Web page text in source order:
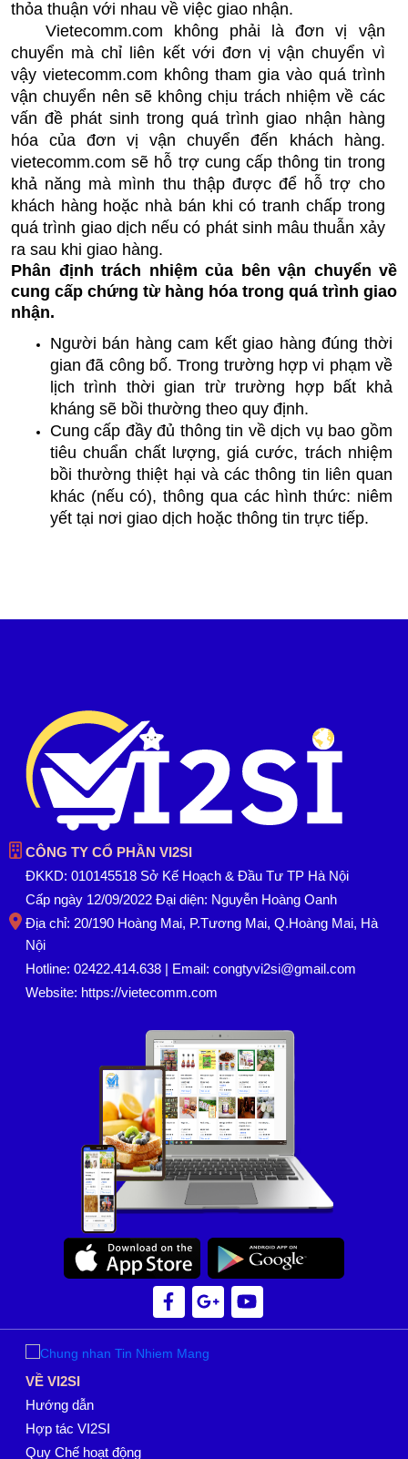
thỏa thuận với nhau về việc giao nhận.
Vietecomm.com không phải là đơn vị vận
chuyển mà chỉ liên kết với đơn vị vận chuyển vì
vậy vietecomm.com không tham gia vào quá trình
vận chuyển nên sẽ không chịu trách nhiệm về các
vấn đề phát sinh trong quá trình giao nhận hàng
hóa của đơn vị vận chuyển đến khách hàng.
vietecomm.com sẽ hỗ trợ cung cấp thông tin trong
khả năng mà mình thu thập được để hỗ trợ cho
khách hàng hoặc nhà bán khi có tranh chấp trong
quá trình giao dịch nếu có phát sinh mâu thuẫn xảy
ra sau khi giao hàng.
Phân định trách nhiệm của bên vận chuyển về
cung cấp chứng từ hàng hóa trong quá trình giao
nhận.
Người bán hàng cam kết giao hàng đúng thời
gian đã công bố. Trong trường hợp vi phạm về
lịch trình thời gian trừ trường hợp bất khả
kháng sẽ bồi thường theo quy định.
Cung cấp đầy đủ thông tin về dịch vụ bao gồm
tiêu chuẩn chất lượng, giá cước, trách nhiệm
bồi thường thiệt hại và các thông tin liên quan
khác (nếu có), thông qua các hình thức: niêm
yết tại nơi giao dịch hoặc thông tin trực tiếp.
CÔNG TY CỔ PHẦN VI2SI
ĐKKD: 010145518 Sở Kế Hoạch & Đầu Tư TP Hà Nội
Cấp ngày 12/09/2022 Đại diện: Nguyễn Hoàng Oanh
Địa chỉ: 20/190 Hoàng Mai, P.Tương Mai, Q.Hoàng Mai, Hà
Nội
Hotline: 02422.414.638 | Email: congtyvi2si@gmail.com
Website: https://vietecomm.com
VỀ VI2SI
Hướng dẫn
Hợp tác VI2SI
Quy Chế hoạt động